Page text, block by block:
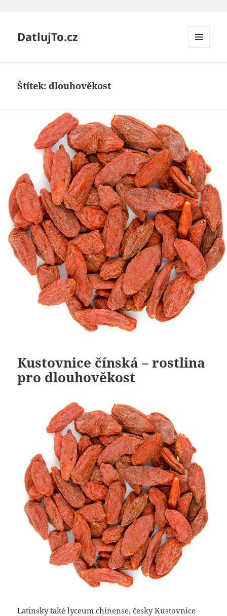
DatlujTo.cz
Štítek:dlouhověkost
Kustovnice čínská – rostlina
pro dlouhověkost
Latinsky také lyceum chinense, česky Kustovnice